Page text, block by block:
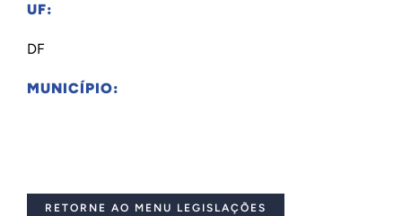
UF:
DF
MUNICÍPIO:
RETORNE AO MENU LEGISLAÇÕES